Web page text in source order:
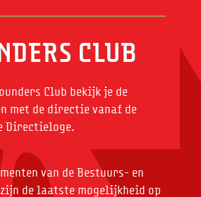
CLUB
Club bekijk je de
met de directie vanaf de
Directieloge.
van de Bestuurs- en
de laatste mogelijkheid op